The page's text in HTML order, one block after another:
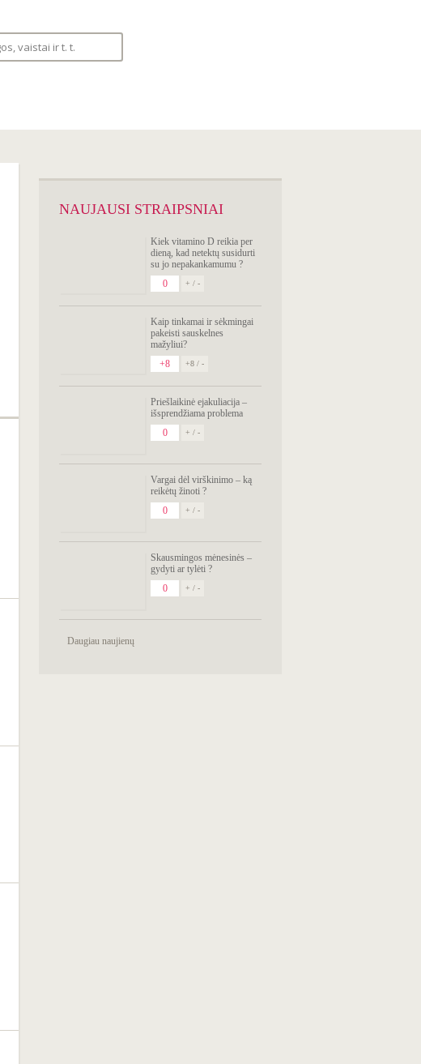
NAUJAUSI STRAIPSNIAI
Kiek vitamino D reikia per
dieną, kad netektų susidurti
su jo nepakankamumu ?
0
+ / -
Kaip tinkamai ir sėkmingai
pakeisti sauskelnes
mažyliui?
+8
+8 / -
Priešlaikinė ejakuliacija –
išsprendžiama problema
0
+ / -
Vargai dėl virškinimo – ką
reikėtų žinoti ?
0
+ / -
Skausmingos mėnesinės –
gydyti ar tylėti ?
0
+ / -
Daugiau naujienų